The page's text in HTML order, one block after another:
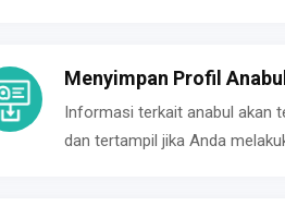
Menyimpan Profil Anabul
Informasi terkait anabul akan
dan tertampil jika Anda